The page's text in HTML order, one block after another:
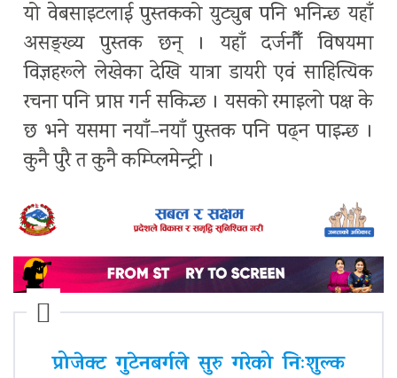
यो वेबसाइटलाई पुस्तकको युट्युब पनि भनिन्छ यहाँ
असङ्ख्य पुस्तक छन् । यहाँ दर्जनौँ विषयमा
विज्ञहरूले लेखेका देखि यात्रा डायरी एवं साहित्यिक
रचना पनि प्राप्त गर्न सकिन्छ । यसको रमाइलो पक्ष के
छ भने यसमा नयाँ–नयाँ पुस्तक पनि पढ्न पाइन्छ ।
कुनै पुरै त कुनै कम्प्लिमेन्ट्री ।
प्रोजेक्ट गुटेनबर्गले सुरु गरेको निःशुल्क